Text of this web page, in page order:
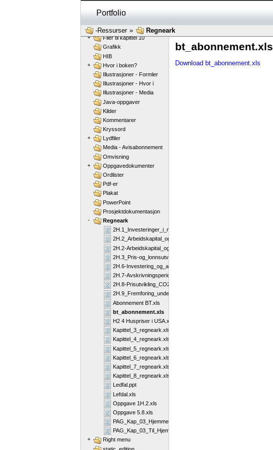
Portfolio
-Ressurser» Regneark
bt_abonnement.xls
Download bt_abonnement.xls
Filer til kapittel 6
Filer til kapittel 7
+
Filer til kapittel 9
+
Filer til kapittel 10
Grafikk
HIB
+
Hvor i boken?
Illustrasjoner - Formler
Illustrasjoner - Hvor i
Illustrasjoner - Media
Java-oppgaver
Kilder
Kommentarer
Kryssord
+
Lydfiler
Media - Avisabonnement
Omvisning
+
Oppgavedokumenter
Ordlister
Pdf-er
Plakat
PowerPoint
Prosjektdokumentasjon
-
Regneark
2H.1_Investeringer_i_motorvei.xls
2H.2_Arbeidskapital_og_livssyklus.xls
2H.2-Arbeidskapital_og_livssyklus.xls
2H.3_Pris-og_lonnsutvikling.xls
2H.6-Investering_og_avskrivninger.xls
2H.7-Avskrivningsperiode.xls
2H.8-Prisutvikling_CO2-avgiftstigning.xls
2H.9_Fremforing_underskudd.xls
Abonnement BT.xls
bt_abonnement.xls
H2 4 Huspriser i USA.xls
Kapittel_3_regneark.xls
Kapittel_4_regneark.xls
Kapittel_5_regneark.xls
Kapittel_6_regneark.xls
Kapittel_7_regneark.xls
Kapittel_8_regneark.xls
Ledfal.ppt
Lefdal.xls
Oppgave 1H.2.xls
Oppgave 5.8.xls
PAG_Kap_03_Hjemmeside_Regneark_Lærebok.xls
PAG_Kap_03_Til_Hjemmeside.xls
+
Right menu